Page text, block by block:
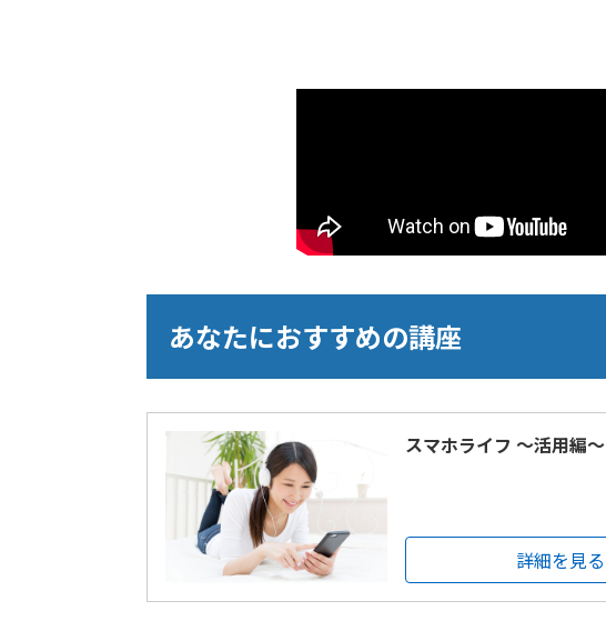
あなたにおすすめの講座
スマホライフ ～活用編～
詳細を見る